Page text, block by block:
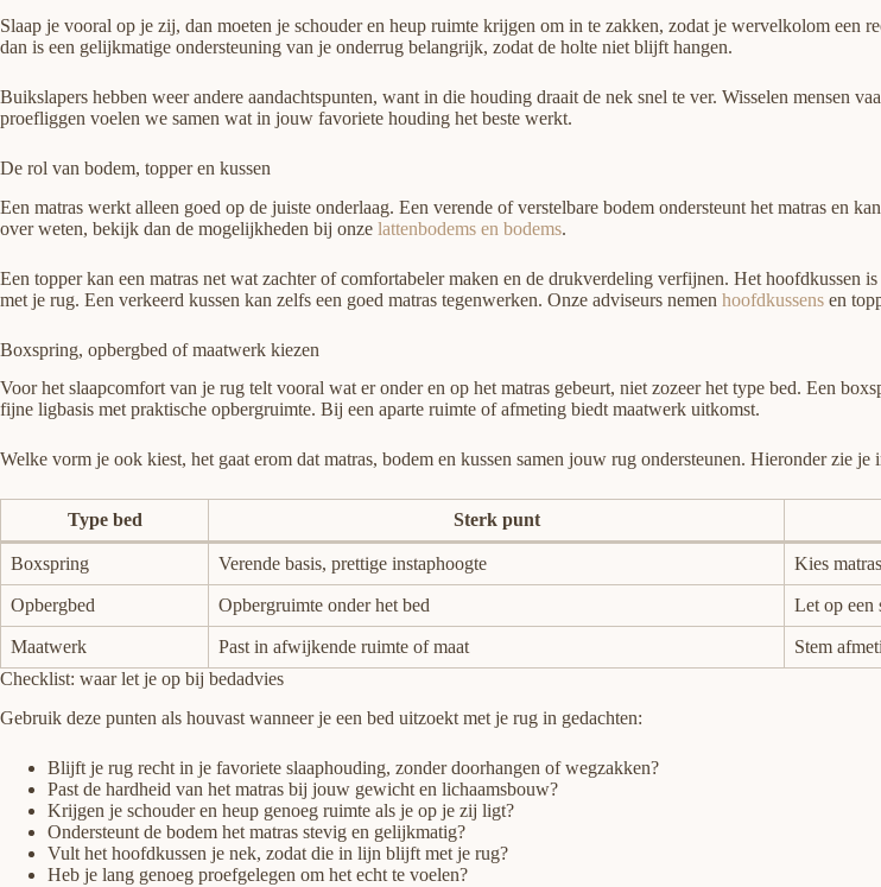
Slaap je vooral op je zij, dan moeten je schouder en heup ruimte krijgen om in te zakken, zodat je wervelkolom
dan is een gelijkmatige ondersteuning van je onderrug belangrijk, zodat de holte niet blijft hangen.
Buikslapers hebben weer andere aandachtspunten, want in die houding draait de nek snel te ver. Wisselen mensen
proefliggen voelen we samen wat in jouw favoriete houding het beste werkt.
De rol van bodem, topper en kussen
Een matras werkt alleen goed op de juiste onderlaag. Een verende of verstelbare bodem ondersteunt het matras en
over weten, bekijk dan de mogelijkheden bij onze lattenbodems en bodems.
Een topper kan een matras net wat zachter of comfortabeler maken en de drukverdeling verfijnen. Het
met je rug. Een verkeerd kussen kan zelfs een goed matras tegenwerken. Onze adviseurs nemen hoofdkussens en
Boxspring, opbergbed of maatwerk kiezen
Voor het slaapcomfort van je rug telt vooral wat er onder en op het matras gebeurt, niet zozeer het type bed. Een
fijne ligbasis met praktische opbergruimte. Bij een aparte ruimte of afmeting biedt maatwerk uitkomst.
Welke vorm je ook kiest, het gaat erom dat matras, bodem en kussen samen jouw rug ondersteunen. Hieronder zie
Type bed Sterk punt
Boxspring Verende basis, prettige instaphoogte Kies
Opbergbed Opbergruimte onder het bed Let op een
Maatwerk Past in afwijkende ruimte of maat
Stem
Checklist: waar let je op bij bedadvies
Gebruik deze punten als houvast wanneer je een bed uitzoekt met je rug in gedachten:
Blijft je rug recht in je favoriete slaaphouding, zonder doorhangen of wegzakken?
Past de hardheid van het matras bij jouw gewicht en lichaamsbouw?
Krijgen je schouder en heup genoeg ruimte als je op je zij ligt?
Ondersteunt de bodem het matras stevig en gelijkmatig?
Vult het hoofdkussen je nek, zodat die in lijn blijft met je rug?
Heb je lang genoeg proefgelegen om het echt te voelen?